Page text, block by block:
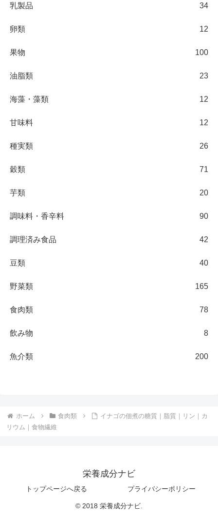
乳製品 34
卵類 12
果物 100
油脂類 23
海藻・藻類 12
甘味料 12
種実類 26
穀類 71
芋類 20
調味料・香辛料 90
調理済み食品 42
豆類 40
野菜類 165
食肉類 78
飲み物 8
魚介類 200
ホーム 食肉類
イナゴの佃煮の糖質｜脂質｜リン｜カ
リウム｜食物繊維
栄養成分ナビ
トップページへ戻る プライバシーポリシー
© 2018 栄養成分ナビ.